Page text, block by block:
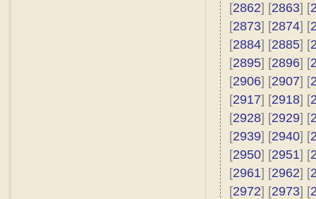
[2862] [2863] [
[2873] [2874] [
[2884] [2885] [
[2895] [2896] [
[2906] [2907] [
[2917] [2918] [
[2928] [2929] [
[2939] [2940] [
[2950] [2951] [
[2961] [2962] [
[2972] [2973] [